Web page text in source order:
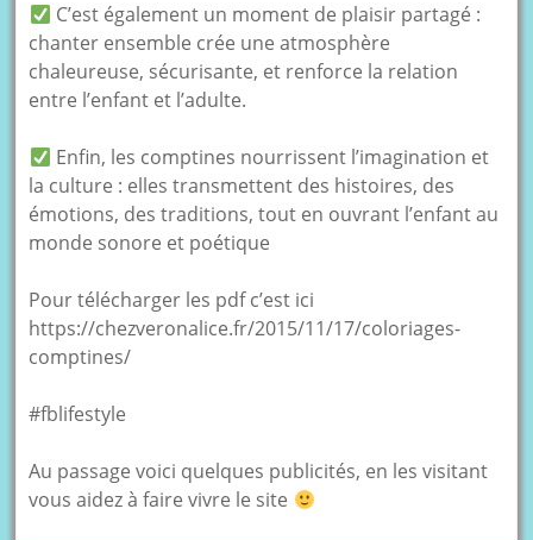
C’est également un moment de plaisir partagé :
chanter ensemble crée une atmosphère
chaleureuse, sécurisante, et renforce la relation
entre l’enfant et l’adulte.
Enfin, les comptines nourrissent l’imagination et
la culture : elles transmettent des histoires, des
émotions, des traditions, tout en ouvrant l’enfant au
monde sonore et poétique
Pour télécharger les pdf c’est ici
https://chezveronalice.fr/2015/11/17/coloriages-
comptines/
#fblifestyle
Au passage voici quelques publicités, en les visitant
vous aidez à faire vivre le site